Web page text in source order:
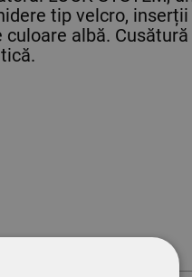
tip velcro,
albă. Cusătură